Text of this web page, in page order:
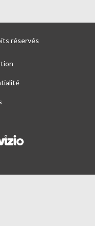
réservés